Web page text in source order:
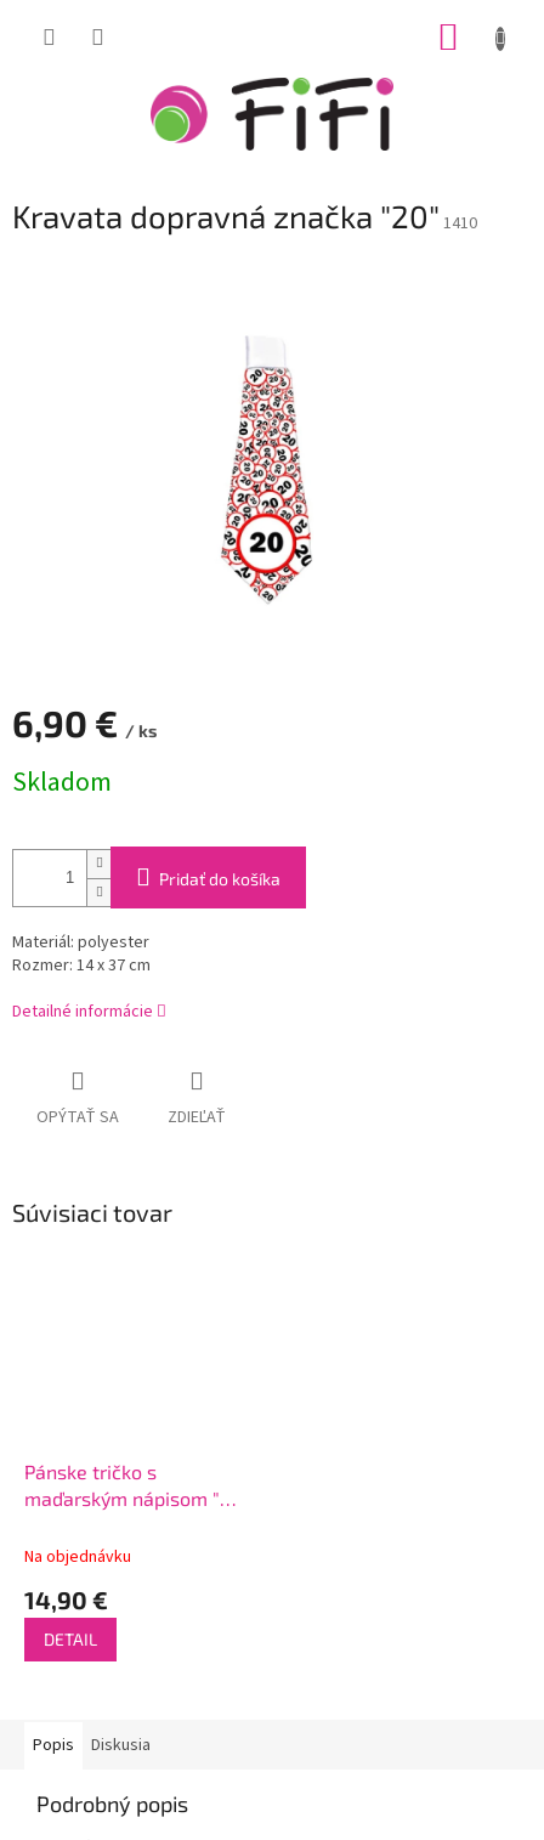
Kravata dopravná značka "20" 1410
6,90 € / ks
cena:
Skladom
Pridať do košíka
Materiál: polyester
Rozmer: 14 x 37 cm
Detailné informácie
OPÝTAŤ SA ZDIEĽAŤ
Súvisiaci tovar
Pánske tričko s
maďarským nápisom "
Na objednávku
14,90 €
DETAIL
Popis Diskusia
Podrobný popis